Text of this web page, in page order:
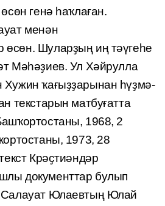
генә һаҡлаған.
менән
Шуларҙың иң тәүгеһе
Мәһәҙиев. Ул Хәйрулла
ҡағыҙҙарынан һүҙмә-
текстарын матбуғатта
1968, 2
1973, 28
Крәҫтиәндәр
документтар булып
Юлаевтың Юлай